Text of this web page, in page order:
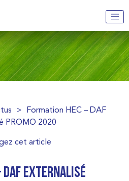
> Formation HEC – DAF
PROMO 2020
cet article
EXTERNALISÉ